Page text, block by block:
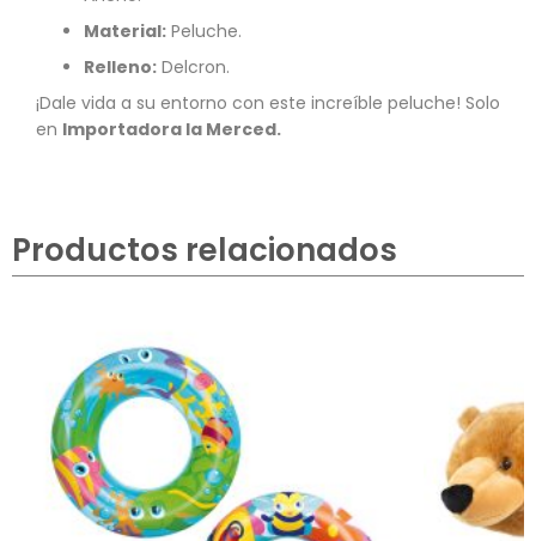
Material: Peluche.
Relleno: Delcron.
¡Dale vida a su entorno con este increíble peluche! Solo
en Importadora la Merced.
Productos relacionados